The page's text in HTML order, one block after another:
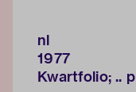
nl
1977
Kwartfolio; .. p